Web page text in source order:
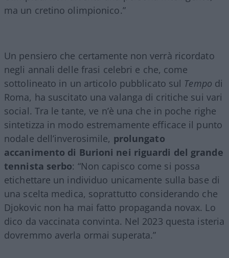
ma un cretino olimpionico.”
Un pensiero che certamente non verrà ricordato
negli annali delle frasi celebri e che, come
sottolineato in un articolo pubblicato sul Tempo di
Roma, ha suscitato una valanga di critiche sui vari
social. Tra le tante, ve n’è una che in poche righe
sintetizza in modo estremamente efficace il punto
nodale dell’inverosimile, prolungato
accanimento di Burioni nei riguardi del grande
tennista serbo: “Non capisco come si possa
etichettare un individuo unicamente sulla base di
una scelta medica, soprattutto considerando che
Djokovic non ha mai fatto propaganda novax. Lo
dico da vaccinata convinta. Nel 2023 questa isteria
dovremmo averla ormai superata.”